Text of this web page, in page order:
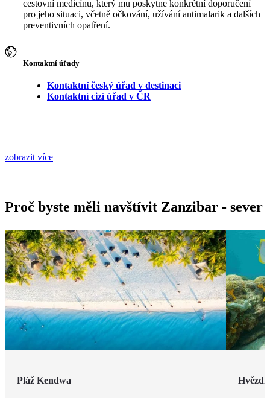
cestovní medicínu, který mu poskytne konkrétní doporučení
pro jeho situaci, včetně očkování, užívání antimalarik a dalších
preventivních opatření.
Kontaktní úřady
Kontaktní český úřad v destinaci
Kontaktní cizí úřad v ČR
zobrazit více
Proč byste měli navštívit Zanzibar - sever
Pláž Kendwa